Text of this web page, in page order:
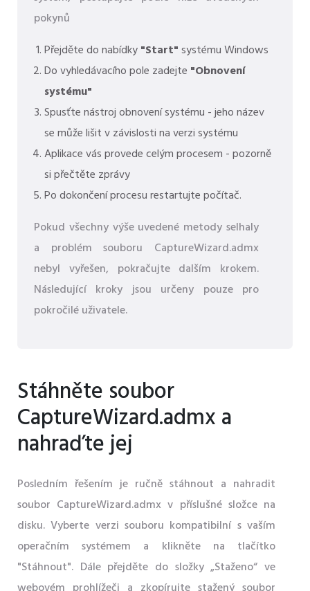
pokynů
Přejděte do nabídky"Start"systému Windows
Do vyhledávacího pole zadejte "Obnovení
systému"
Spusťte nástroj obnovení systému - jeho název
se může lišit v závislosti na verzi systému
Aplikace vás provede celým procesem - pozorně
si přečtěte zprávy
Po dokončení procesu restartujte počítač.
Pokud všechny výše uvedené metody selhaly
a problém souboru CaptureWizard.admx
nebyl vyřešen, pokračujte dalším krokem.
Následující kroky jsou určeny pouze pro
pokročilé uživatele.
Stáhněte soubor
CaptureWizard.admx a
nahraďte jej
Posledním řešením je ručně stáhnout a nahradit
soubor CaptureWizard.admx v příslušné složce na
disku. Vyberte verzi souboru kompatibilní s vaším
operačním systémem a klikněte na tlačítko
"Stáhnout". Dále přejděte do složky „Staženo“ ve